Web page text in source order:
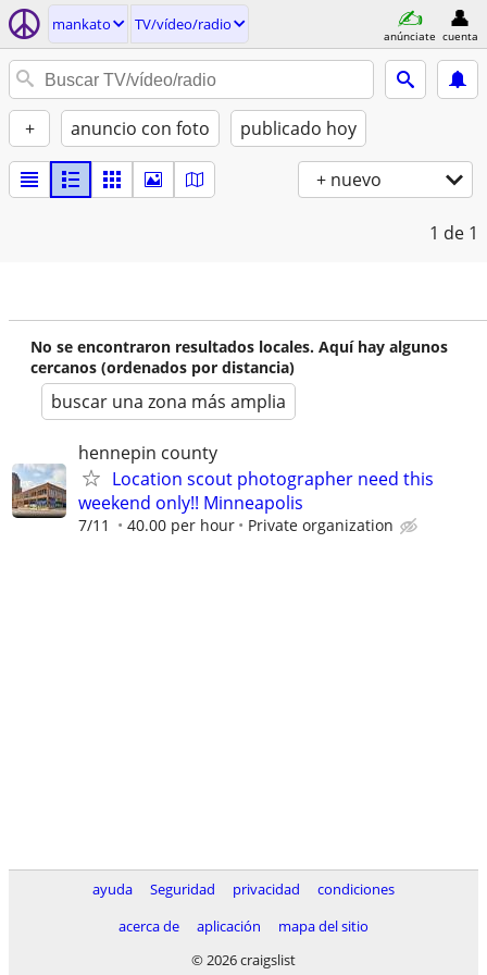
mankato TV/vídeo/radio
anúnciate cuenta
+ anuncio con foto publicado hoy
+ nuevo
1 de 1
No se encontraron resultados locales. Aquí hay algunos
cercanos (ordenados por distancia)
buscar una zona más amplia
hennepin county
Location scout photographer need this
weekend only!! Minneapolis
7/11 40.00 per hour Private organization
ayuda Seguridad privacidad
condiciones
acerca de
aplicación
mapa del sitio
© 2026 craigslist